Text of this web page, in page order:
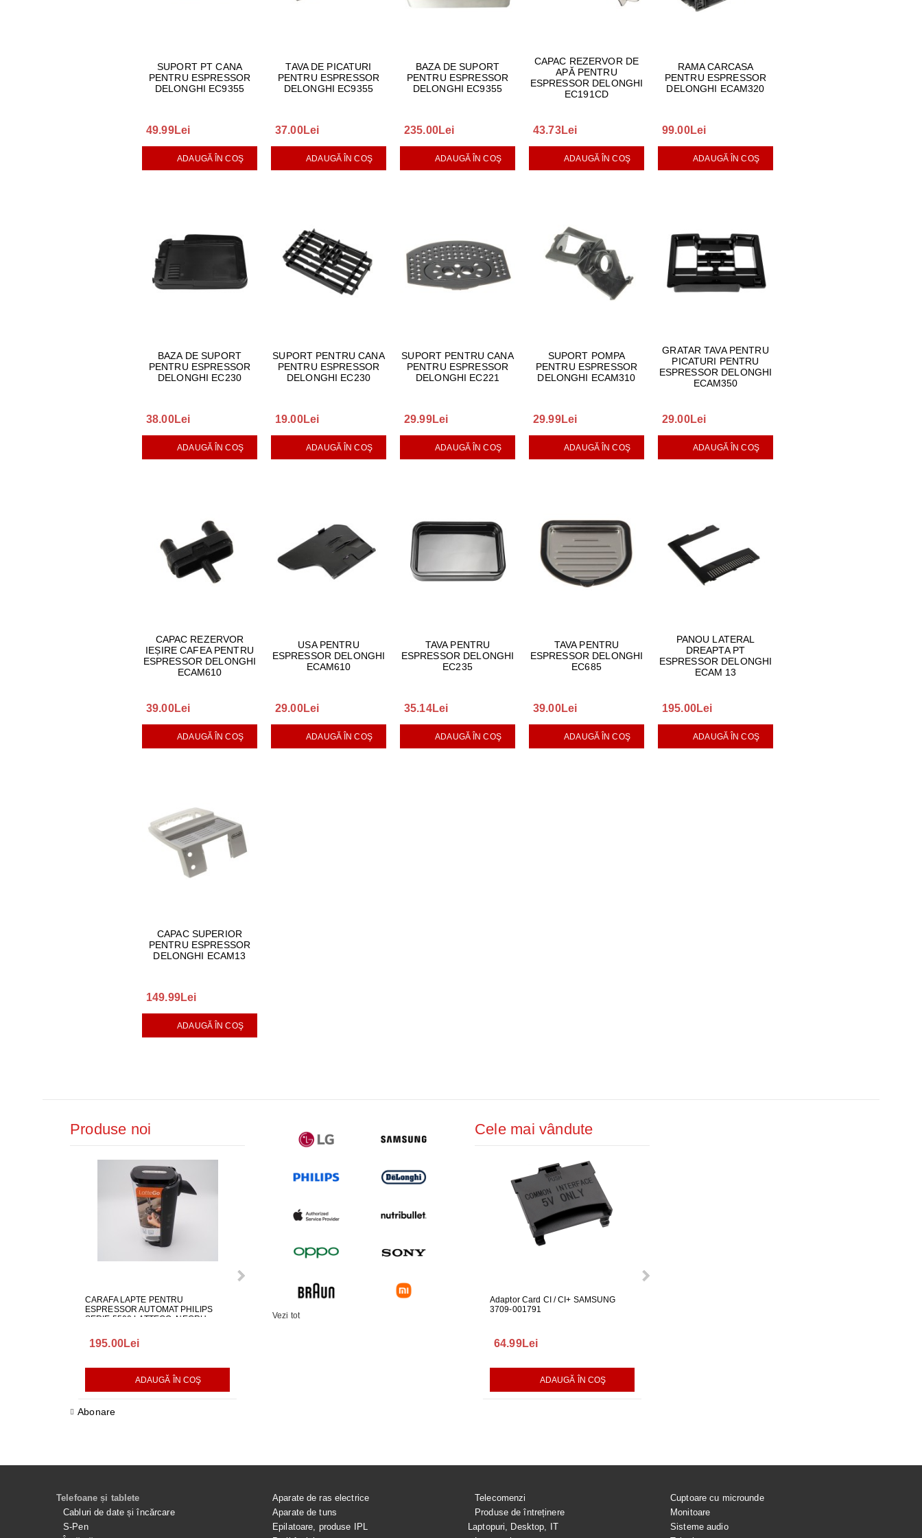
SUPORT PT CANA
PENTRU ESPRESSOR
DELONGHI EC9355
49.99Lei
ADAUGĂ ÎN COŞ
TAVA DE PICATURI
PENTRU ESPRESSOR
DELONGHI EC9355
37.00Lei
ADAUGĂ ÎN COŞ
BAZA DE SUPORT
PENTRU ESPRESSOR
DELONGHI EC9355
235.00Lei
ADAUGĂ ÎN COŞ
CAPAC REZERVOR DE
APĂ PENTRU
ESPRESSOR DELONGHI
EC191CD
43.73Lei
ADAUGĂ ÎN COŞ
RAMA CARCASA
PENTRU ESPRESSOR
DELONGHI ECAM320
99.00Lei
ADAUGĂ ÎN COŞ
BAZA DE SUPORT
PENTRU ESPRESSOR
DELONGHI EC230
38.00Lei
ADAUGĂ ÎN COŞ
SUPORT PENTRU CANA
PENTRU ESPRESSOR
DELONGHI EC230
19.00Lei
ADAUGĂ ÎN COŞ
SUPORT PENTRU CANA
PENTRU ESPRESSOR
DELONGHI EC221
29.99Lei
ADAUGĂ ÎN COŞ
SUPORT POMPA
PENTRU ESPRESSOR
DELONGHI ECAM310
29.99Lei
ADAUGĂ ÎN COŞ
GRATAR TAVA PENTRU
PICATURI PENTRU
ESPRESSOR DELONGHI
ECAM350
29.00Lei
ADAUGĂ ÎN COŞ
CAPAC REZERVOR
IEȘIRE CAFEA PENTRU
ESPRESSOR DELONGHI
ECAM610
39.00Lei
ADAUGĂ ÎN COŞ
USA PENTRU
ESPRESSOR DELONGHI
ECAM610
29.00Lei
ADAUGĂ ÎN COŞ
TAVA PENTRU
ESPRESSOR DELONGHI
EC235
35.14Lei
ADAUGĂ ÎN COŞ
TAVA PENTRU
ESPRESSOR DELONGHI
EC685
39.00Lei
ADAUGĂ ÎN COŞ
PANOU LATERAL
DREAPTA PT
ESPRESSOR DELONGHI
ECAM 13
195.00Lei
ADAUGĂ ÎN COŞ
CAPAC SUPERIOR
PENTRU ESPRESSOR
DELONGHI ECAM13
149.99Lei
ADAUGĂ ÎN COŞ
Produse noi
CARAFA LAPTE PENTRU
ESPRESSOR AUTOMAT PHILIPS
SERIE 5500 LATTEGO, NEGRU,
195.00Lei
ADAUGĂ ÎN COŞ
ALIMENTATOR PENTRU MONITOR
CABLU ONE CONNECT PENTRU
TELEVIZOR SAMSUNG
FURTUN EVACUARE PENTRU
Abonare
Vezi tot
Cele mai vândute
Adaptor Card CI / CI+ SAMSUNG
3709-001791
64.99Lei
ADAUGĂ ÎN COŞ
Telefoane și tablete
Cabluri de date și încărcare
S-Pen
Aparate de ras electrice
Aparate de tuns
Epilatoare, produse IPL
Telecomenzi
Produse de întreținere
Laptopuri, Desktop, IT
Cuptoare cu microunde
Monitoare
Sisteme audio